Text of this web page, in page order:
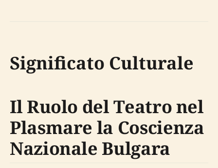
Significato Culturale
Il Ruolo del Teatro nel
Plasmare la Coscienza
Nazionale Bulgara